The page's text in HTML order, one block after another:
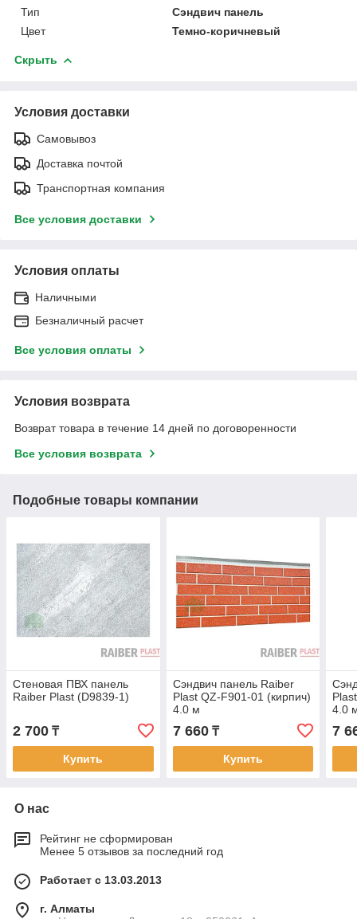
Тип
Сэндвич панель
Цвет
Темно-коричневый
Скрыть
Условия доставки
Самовывоз
Доставка почтой
Транспортная компания
Все условия доставки
Условия оплаты
Наличными
Безналичный расчет
Все условия оплаты
Условия возврата
Возврат товара в течение 14 дней по договоренности
Все условия возврата
Подобные товары компании
Стеновая ПВХ панель
Raiber Plast (D9839-1)
2 700 ₸
Купить
Сэндвич панель Raiber
Plast QZ-F901-01 (кирпич)
4.0 м
7 660₸
Купить
4.0
7
О нас
Рейтинг не сформирован
Менее 5 отзывов за последний год
Работает с 13.03.2013
г. Алматы